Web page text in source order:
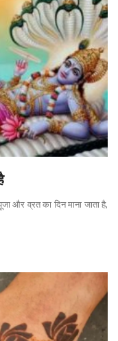
और व्रत का दिन माना जाता है,